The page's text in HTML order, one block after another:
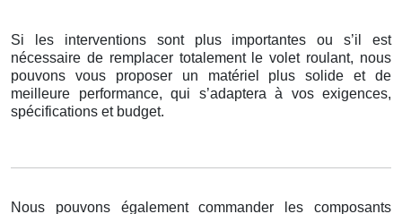
Si les interventions sont plus importantes ou s’il est
nécessaire de remplacer totalement le volet roulant, nous
pouvons vous proposer un matériel plus solide et de
meilleure performance, qui s’adaptera à vos exigences,
spécifications et budget.
Nous pouvons également commander les composants